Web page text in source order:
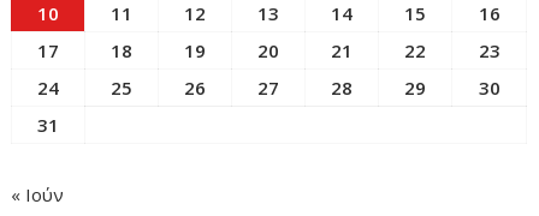
10
11 12 13 14 15
16
17
18 19 20 21 22
23
24
25 26 27 28 29
30
31
« Ιούν